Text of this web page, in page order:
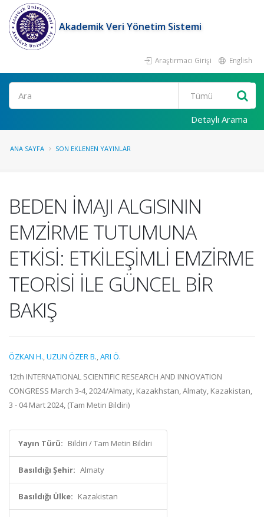
Akademik Veri Yönetim Sistemi
Araştırmacı Girişi English
Ara
Detaylı Arama
ANA SAYFA SON EKLENEN YAYINLAR
BEDEN İMAJI ALGISININ
EMZİRME TUTUMUNA
ETKİSİ: ETKİLEŞİMLİ EMZİRME
TEORİSİ İLE GÜNCEL BİR
BAKIŞ
ÖZKAN H.,UZUN ÖZER B.,ARI Ö.
12th INTERNATIONAL SCIENTIFIC RESEARCH AND INNOVATION
CONGRESS March 3-4, 2024/Almaty, Kazakhstan, Almaty, Kazakistan,
3 - 04 Mart 2024, (Tam Metin Bildiri)
Yayın Türü: Bildiri / Tam Metin Bildiri
Basıldığı Şehir: Almaty
Basıldığı Ülke: Kazakistan